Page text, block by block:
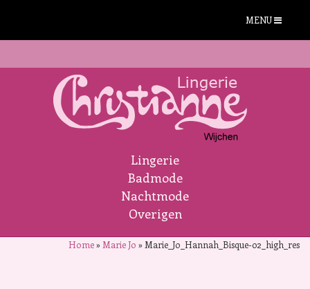
MENU
Lingerie
Badmode
Nachtmode
Overigen
Home» Marie Jo » Marie_Jo_Hannah_Bisque-02_high_res